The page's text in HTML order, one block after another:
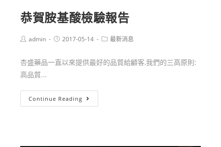
恭賀胺基酸檢驗報告
admin 2017-05-14 最新消息
杏盛藥品一直以來提供最好的品質給顧客,我們的三高原則:
高品質...
Continue Reading